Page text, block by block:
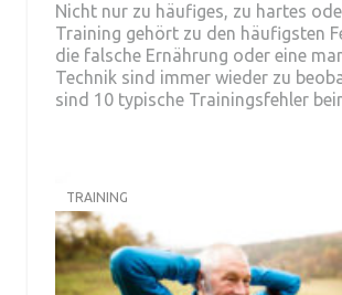
Nicht nur zu häufiges, zu hartes
Training gehört zu den häufigsten
die falsche Ernährung oder eine
Technik sind immer wieder zu
sind 10 typische Trainingsfehler
TRAINING